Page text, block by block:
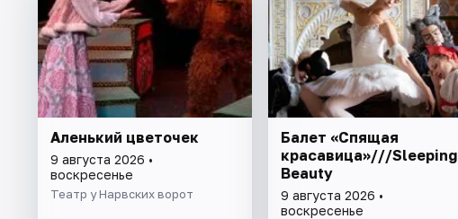
Аленький цветочек
9 августа 2026 •
воскресенье
Театр у Нарвских ворот
Балет «Спящая
красавица»///Sleeping
Beauty
9 августа 2026 •
воскресенье